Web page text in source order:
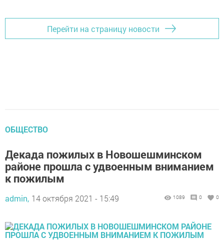
Перейти на страницу новости
ОБЩЕСТВО
Декада пожилых в Новошешминском
районе прошла с удвоенным вниманием
к пожилым
admin, 14 октября 2021 - 15:49 1089 0 0